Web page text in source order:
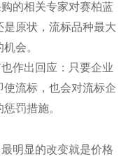
的相关专家对赛柏蓝
原状，流标品种最大
会。
作出回应：只要企业
流标，也会对流标企
罚措施。
明显的改变就是价格